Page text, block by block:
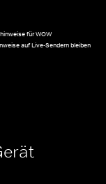
für WOW
auf Live-Sendern bleiben